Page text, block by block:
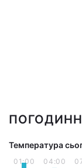
Температура
01:00 04:00